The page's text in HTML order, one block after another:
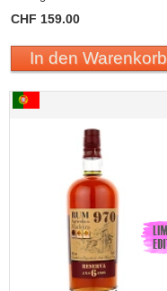
CHF 159.00
In den Warenkorb